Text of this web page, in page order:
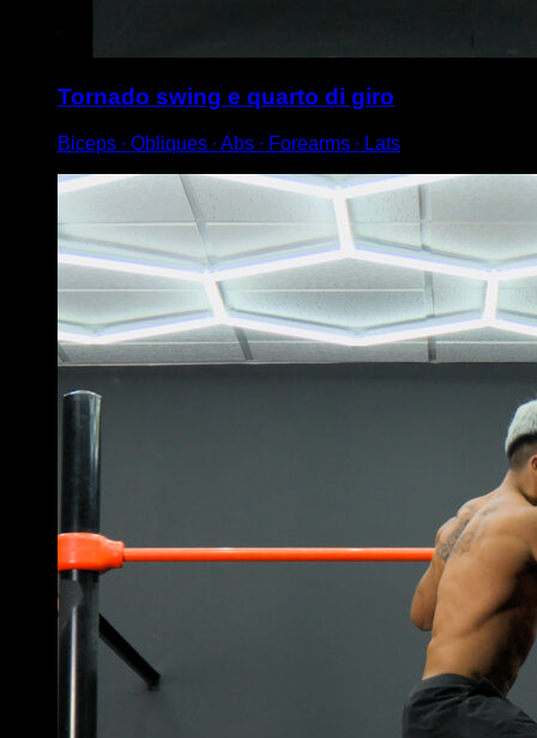
Tornado swing e quarto di giro
Biceps ∙ Obliques ∙ Abs ∙ Forearms ∙ Lats